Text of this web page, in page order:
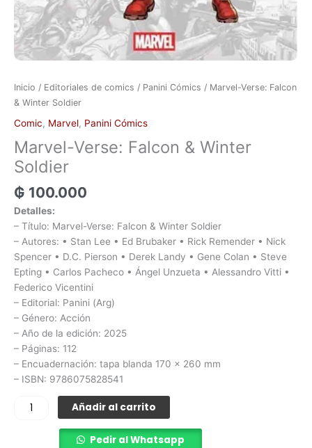
Inicio / Editoriales de comics / Panini Cómics / Marvel-Verse: Falcon
& Winter Soldier
Comic, Marvel, Panini Cómics
Marvel-Verse: Falcon & Winter
Soldier
₲ 100.000
Detalles:
– Título: Marvel-Verse: Falcon & Winter Soldier
– Autores: • Stan Lee • Ed Brubaker • Rick Remender • Nick
Spencer • D.C. Pierson • Derek Landy • Gene Colan • Steve
Epting • Carlos Pacheco • Ángel Unzueta • Alessandro Vitti •
Federico Vicentini
– Editorial: Panini (Arg)
– Género: Acción
– Año de la edición: 2025
– Páginas: 112
– Encuadernación: tapa blanda 170 x 260 mm
– ISBN: 9786075828541
Añadir al carrito
Pedir al Whatsapp